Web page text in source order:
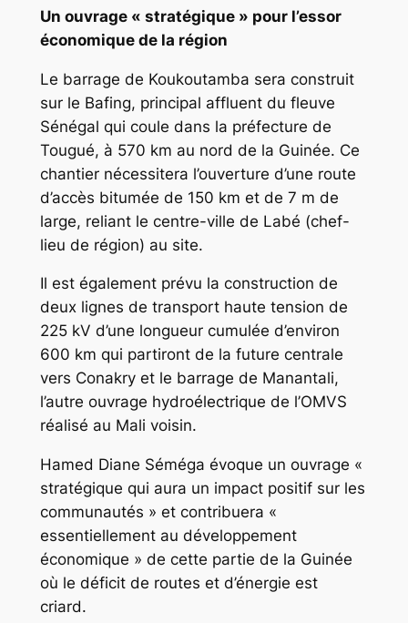
Un ouvrage « stratégique » pour l’essor
économique de la région
Le barrage de Koukoutamba sera construit
sur le Bafing, principal affluent du fleuve
Sénégal qui coule dans la préfecture de
Tougué, à 570 km au nord de la Guinée. Ce
chantier nécessitera l’ouverture d’une route
d’accès bitumée de 150 km et de 7 m de
large, reliant le centre-ville de Labé (chef-
lieu de région) au site.
Il est également prévu la construction de
deux lignes de transport haute tension de
225 kV d’une longueur cumulée d’environ
600 km qui partiront de la future centrale
vers Conakry et le barrage de Manantali,
l’autre ouvrage hydroélectrique de l’OMVS
réalisé au Mali voisin.
Hamed Diane Séméga évoque un ouvrage «
stratégique qui aura un impact positif sur les
communautés » et contribuera «
essentiellement au développement
économique » de cette partie de la Guinée
où le déficit de routes et d’énergie est
criard.